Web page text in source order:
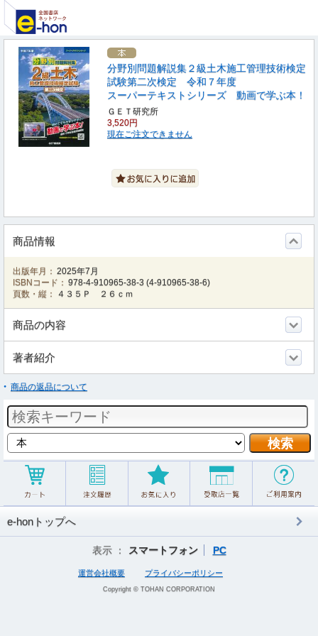
分野別問題解説集２級土木施工管理技術検定
試験第二次検定 令和７年度
スーパーテキストシリーズ 動画で学ぶ本！
ＧＥＴ研究所
3,520円
現在ご注文できません
商品情報
出版年月： 2025年7月
ISBNコード： 978-4-910965-38-3 (4-910965-38-6)
頁数・縦：
４３５Ｐ ２６ｃｍ
商品の内容
著者紹介
商品の返品について
e-honトップへ
表示 ： スマートフォン PC
運営会社概要 プライバシーポリシー
Copyright © TOHAN CORPORATION